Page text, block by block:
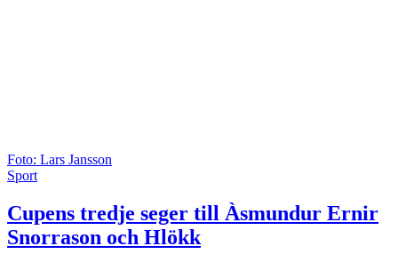
Foto: Lars Jansson
Sport
Cupens tredje seger till Àsmundur Ernir
Snorrason och Hlökk